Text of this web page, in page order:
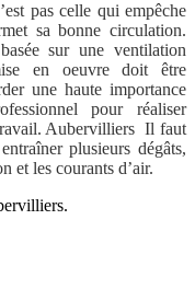
pas celle qui empêche
sa bonne circulation.
sur une ventilation
en oeuvre doit être
une haute importance
pour réaliser
Aubervilliers Il faut
plusieurs dégâts,
et les courants d’air.
à l’air